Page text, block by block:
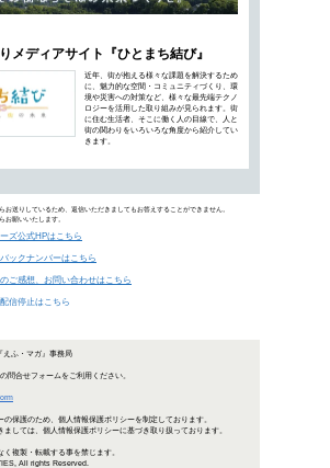
NTTファシリテ
「NTTファシリティーズジャーナル